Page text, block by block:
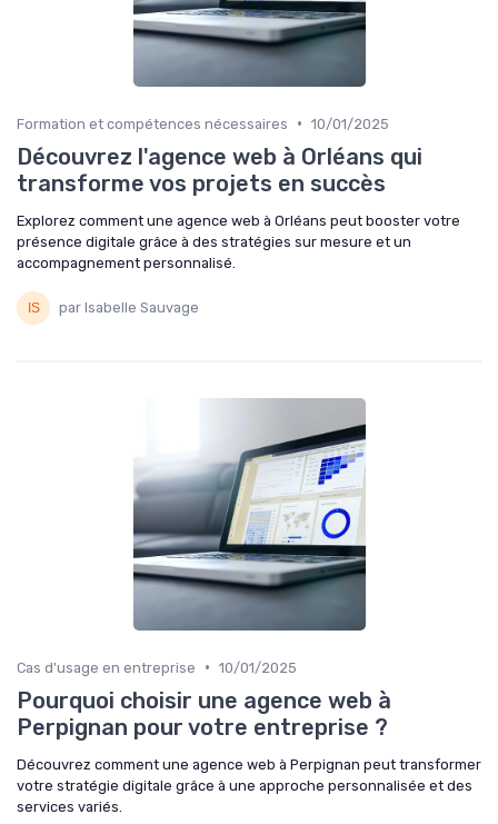
Formation et compétences nécessaires • 10/01/2025
Découvrez l'agence web à Orléans qui
transforme vos projets en succès
Explorez comment une agence web à Orléans peut booster votre
présence digitale grâce à des stratégies sur mesure et un
accompagnement personnalisé.
par Isabelle Sauvage
Cas d'usage en entreprise • 10/01/2025
Pourquoi choisir une agence web à
Perpignan pour votre entreprise ?
Découvrez comment une agence web à Perpignan peut transformer
votre stratégie digitale grâce à une approche personnalisée et des
services variés.